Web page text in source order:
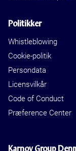
Politikker
Whistleblowing
Cookie-politik
Persondata
Licensvilkår
Code of Conduct
Præference Center
Karnov Group